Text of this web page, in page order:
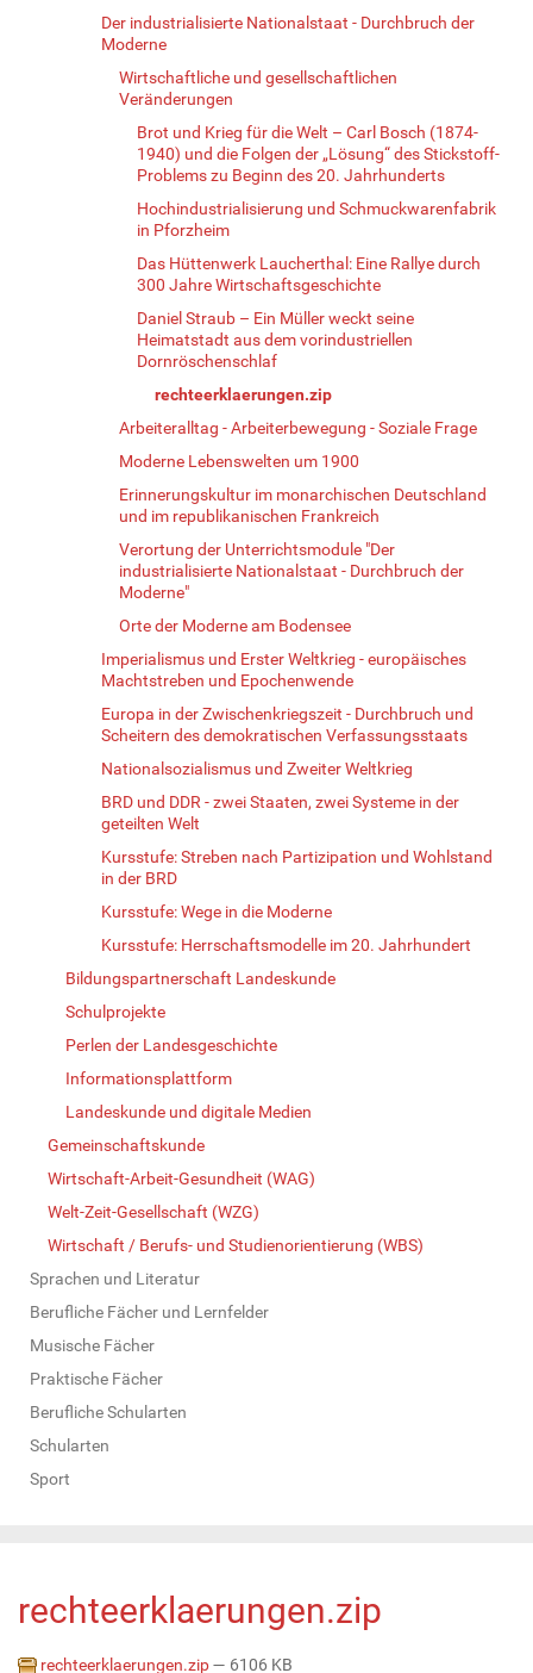
Der industrialisierte Nationalstaat - Durchbruch der
Moderne
Wirtschaftliche und gesellschaftlichen
Veränderungen
Brot und Krieg für die Welt – Carl Bosch (1874-
1940) und die Folgen der „Lösung“ des Stickstoff-
Problems zu Beginn des 20. Jahrhunderts
Hochindustrialisierung und Schmuckwarenfabrik
in Pforzheim
Das Hüttenwerk Laucherthal: Eine Rallye durch
300 Jahre Wirtschaftsgeschichte
Daniel Straub – Ein Müller weckt seine
Heimatstadt aus dem vorindustriellen
Dornröschenschlaf
rechteerklaerungen.zip
Arbeiteralltag - Arbeiterbewegung - Soziale Frage
Moderne Lebenswelten um 1900
Erinnerungskultur im monarchischen Deutschland
und im republikanischen Frankreich
Verortung der Unterrichtsmodule "Der
industrialisierte Nationalstaat - Durchbruch der
Moderne"
Orte der Moderne am Bodensee
Imperialismus und Erster Weltkrieg - europäisches
Machtstreben und Epochenwende
Europa in der Zwischenkriegszeit - Durchbruch und
Scheitern des demokratischen Verfassungsstaats
Nationalsozialismus und Zweiter Weltkrieg
BRD und DDR - zwei Staaten, zwei Systeme in der
geteilten Welt
Kursstufe: Streben nach Partizipation und Wohlstand
in der BRD
Kursstufe: Wege in die Moderne
Kursstufe: Herrschaftsmodelle im 20. Jahrhundert
Bildungspartnerschaft Landeskunde
Schulprojekte
Perlen der Landesgeschichte
Informationsplattform
Landeskunde und digitale Medien
Gemeinschaftskunde
Wirtschaft-Arbeit-Gesundheit (WAG)
Welt-Zeit-Gesellschaft (WZG)
Wirtschaft / Berufs- und Studienorientierung (WBS)
Sprachen und Literatur
Berufliche Fächer und Lernfelder
Musische Fächer
Praktische Fächer
Berufliche Schularten
Schularten
Sport
rechteerklaerungen.zip
rechteerklaerungen.zip— 6106 KB